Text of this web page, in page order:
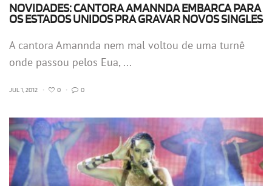
NOVIDADES: CANTORA AMANNDA EMBARCA PARA
OS ESTADOS UNIDOS PRA GRAVAR NOVOS SINGLES
A cantora Amannda nem mal voltou de uma turnê
onde passou pelos Eua, ...
JUL 1, 2012 • 0 • 0